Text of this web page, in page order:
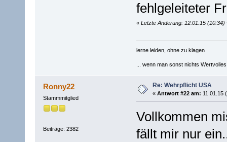
fehlgeleiteter
« Letzte Änderung: 12.01.15 (10:34)
lerne leiden, ohne zu klagen
... wenn man sonst nichts
Ronny22
Stammmitglied
Beiträge: 2382
Re: Wehrpflicht USA
« Antwort #22 am: 11.01.15
Vollkommen
fällt mir nur